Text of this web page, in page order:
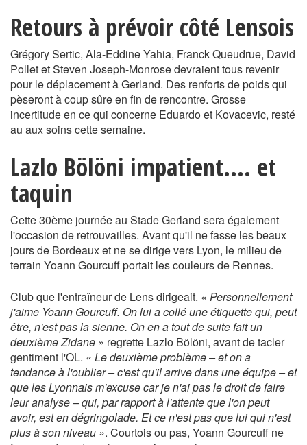
Retours à prévoir côté Lensois
Grégory Sertic, Ala-Eddine Yahia, Franck Queudrue, David
Pollet et Steven Joseph-Monrose devraient tous revenir
pour le déplacement à Gerland. Des renforts de poids qui
pèseront à coup sûre en fin de rencontre. Grosse
incertitude en ce qui concerne Eduardo et Kovacevic, resté
au aux soins cette semaine.
Lazlo Bölöni impatient.... et
taquin
Cette 30ème journée au Stade Gerland sera également
l'occasion de retrouvailles. Avant qu'il ne fasse les beaux
jours de Bordeaux et ne se dirige vers Lyon, le milieu de
terrain Yoann Gourcuff portait les couleurs de Rennes.
Club que l'entraîneur de Lens dirigeait. « Personnellement
j'aime Yoann Gourcuff. On lui a collé une étiquette qui, peut
être, n'est pas la sienne. On en a tout de suite fait un
deuxième Zidane » regrette Lazlo Bölöni, avant de tacler
gentiment l'OL. « Le deuxième problème – et on a
tendance à l'oublier – c'est qu'il arrive dans une équipe – et
que les Lyonnais m'excuse car je n'ai pas le droit de faire
leur analyse – qui, par rapport à l'attente que l'on peut
avoir, est en dégringolade. Et ce n'est pas que lui qui n'est
plus à son niveau ». Courtois ou pas, Yoann Gourcuff ne